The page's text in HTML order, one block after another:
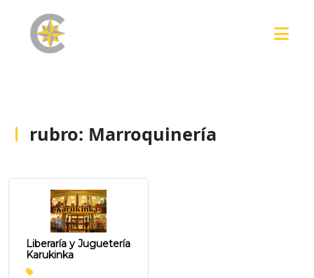
rubro: Marroquinería
Liberaría y Juguetería
Karukinka